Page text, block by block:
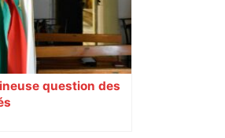
question des